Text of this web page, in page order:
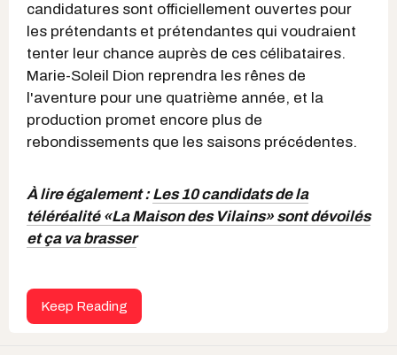
candidatures sont officiellement ouvertes pour
les prétendants et prétendantes qui voudraient
tenter leur chance auprès de ces célibataires.
Marie-Soleil Dion reprendra les rênes de
l'aventure pour une quatrième année, et la
production promet encore plus de
rebondissements que les saisons précédentes.
À lire également :Les 10 candidats de la
téléréalité «La Maison des Vilains» sont dévoilés
et ça va brasser
Keep Reading